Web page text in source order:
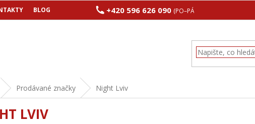
BLOG +420 596 626 090 (PO–PÁ 8:00–17:00)
Prodávané značky Night Lviv
LVIV